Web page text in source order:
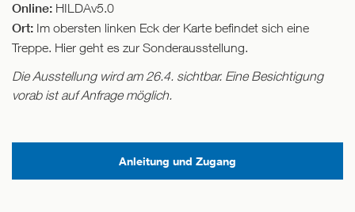
Online: HILDAv5.0
Ort: Im obersten linken Eck der Karte befindet sich eine
Treppe. Hier geht es zur Sonderausstellung.
Die Ausstellung wird am 26.4. sichtbar. Eine Besichtigung
vorab ist auf Anfrage möglich.
Anleitung und Zugang